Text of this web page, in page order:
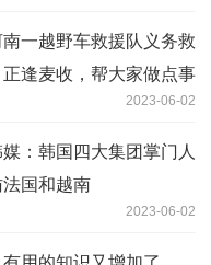
一越野车救援队义务救
逢麦收，帮大家做点事
2023-06-02
：韩国四大集团掌门人
国和越南
2023-06-02